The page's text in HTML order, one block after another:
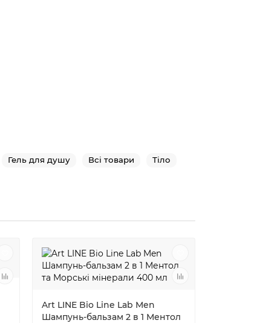
Гель для душу Всі товари Тіло
Art LINE Bio Line Lab Men
Шампунь-бальзам 2 в 1 Ментол